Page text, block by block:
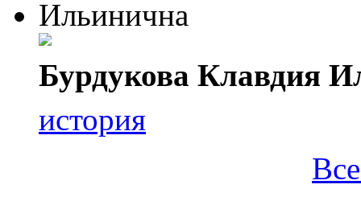
Бурдукова Клавдия
история